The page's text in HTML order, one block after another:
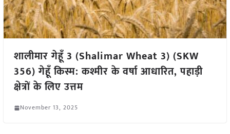
शालीमार गेहूँ 3 (Shalimar Wheat 3) (SKW
356) गेहूँ किस्म: कश्मीर के वर्षा आधारित, पहाड़ी
क्षेत्रों के लिए उत्तम
November 13, 2025